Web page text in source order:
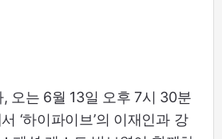
오는 6월 13일 오후 7시 30분
‘하이파이브’의 이재인과 강